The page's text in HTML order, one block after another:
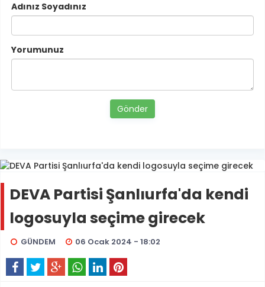
Adınız Soyadınız
Yorumunuz
Gönder
DEVA Partisi Şanlıurfa'da kendi
logosuyla seçime girecek
GÜNDEM 06 Ocak 2024 - 18:02